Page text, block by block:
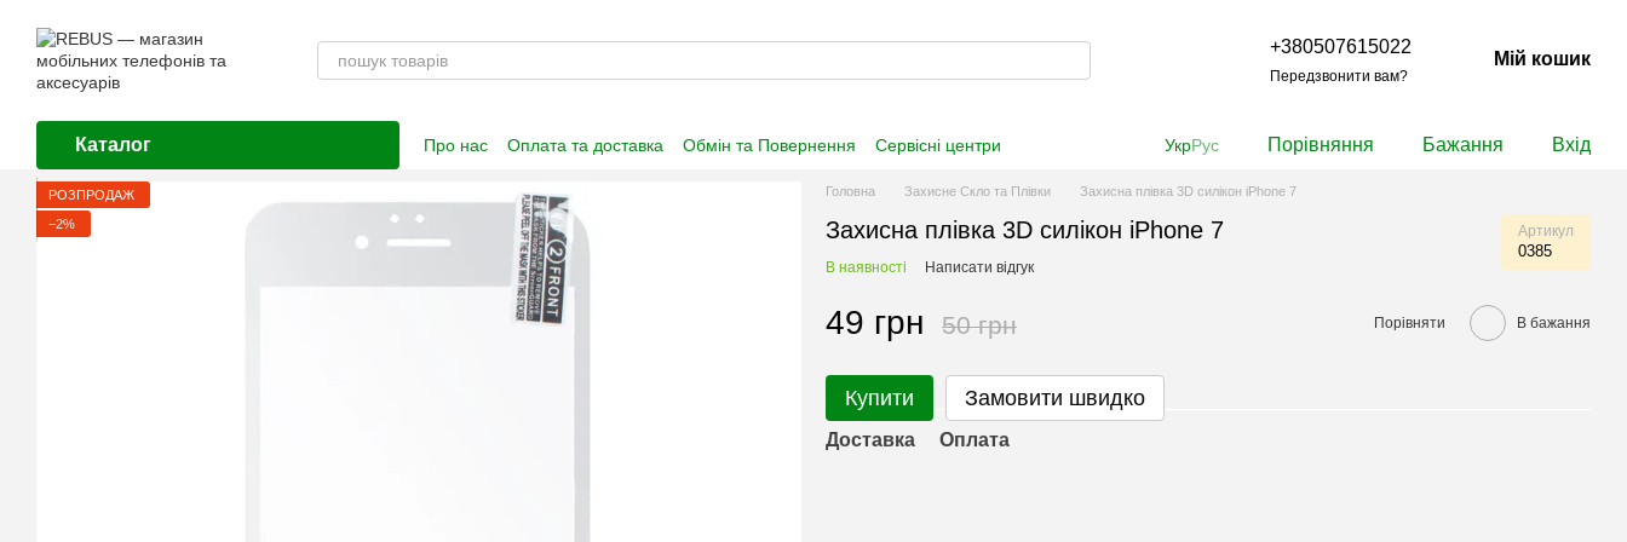
+380507615022
Передзвонити вам?
Мій кошик
Каталог Про нас Оплата та доставка Обмін та Повернення
Сервісні центри
УкрРус Порівняння Бажання Вхід
РОЗПРОДАЖ
−2%
Головна Захисне Скло та Плівки Захисна плівка 3D силікон iPhone 7
Захисна плівка 3D силікон iPhone 7 Артикул
0385
В наявності Написати відгук
49 грн 50 грн Порівняти В бажання
Купити Замовити швидко
Доставка Оплата